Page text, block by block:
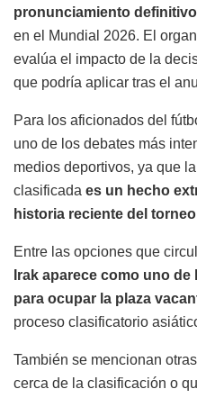
pronunciamiento
en el Mundial 2026. El
evalúa el impacto de la
que podría aplicar tras el
Para los aficionados del
uno de los debates más
medios deportivos, ya que
clasificada es un hecho
historia reciente del torneo
Entre las opciones que
Irak aparece como uno
para ocupar la plaza
proceso clasificatorio
También se mencionan
cerca de la clasificación o